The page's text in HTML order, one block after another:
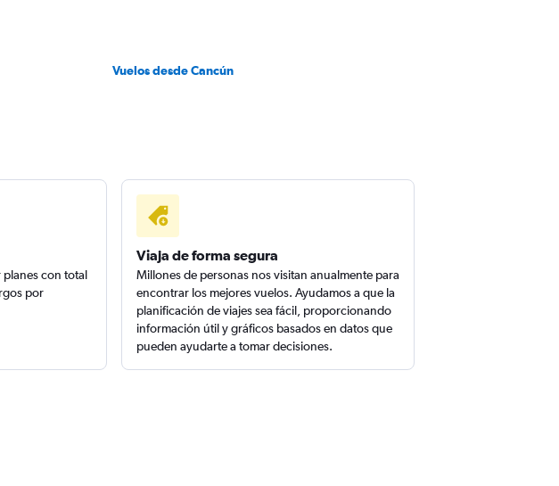
Vuelos desde Cancún
planes con total
por
Viaja de forma segura
Millones de personas nos visitan anualmente para
encontrar los mejores vuelos. Ayudamos a que la
planificación de viajes sea fácil, proporcionando
información útil y gráficos basados en datos que
pueden ayudarte a tomar decisiones.